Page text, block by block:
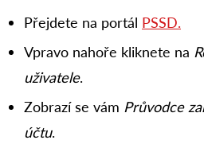
Přejdete na portál PSSD.
Vpravo nahoře kliknete na
uživatele.
Zobrazí se vám Průvodce
účtu.